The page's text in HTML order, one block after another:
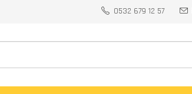
0532 679 12 57